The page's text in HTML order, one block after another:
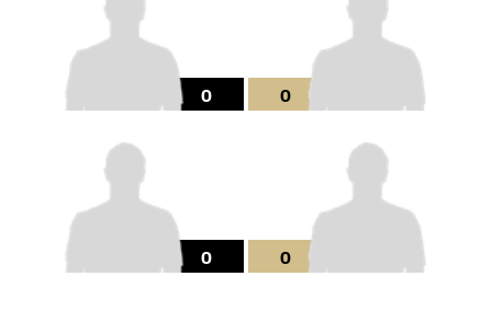
0 0
0 0